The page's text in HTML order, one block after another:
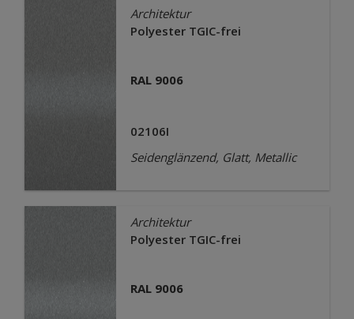
Architektur
Polyester TGIC-frei
RAL 9006
02106I
Seidenglänzend, Glatt, Metallic
Architektur
Polyester TGIC-frei
RAL 9006